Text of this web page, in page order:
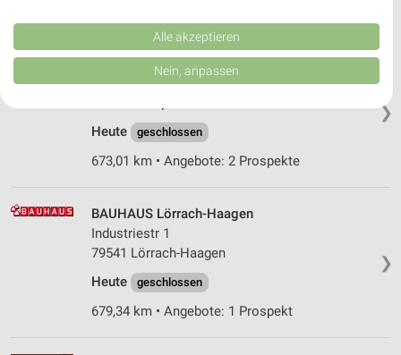
❯
toom Baumarkt Schopfheim
Hohe-Flum-Straße 60
Heute
geschlossen
673,01 km • Angebote: 2 Prospekte
❯
BAUHAUS Lörrach-Haagen
Industriestr 1
79541 Lörrach-Haagen
Heute
geschlossen
679,34 km • Angebote: 1 Prospekt
Kombinationen von Daten aus verschiedenen Quellen. Entwicklung und
Verbesserung der Angebote. Verwendung reduzierter Daten zur Auswahl
von Inhalten.
Daten können außerhalb der Europäischen Union weitergegeben und in die
Website/App.
Partnerliste anzeigen (1 IAB-Anbieter)
Wir nutzen Ihre Daten für folgende Zwecke:
Speichern von oder Zugriff auf Informationen
auf einem Endgerät
Verwendung reduzierter Daten zur Auswahl von
Werbeanzeigen
Erstellung von Profilen für personalisierte
Alle akzeptieren
Nein, anpassen